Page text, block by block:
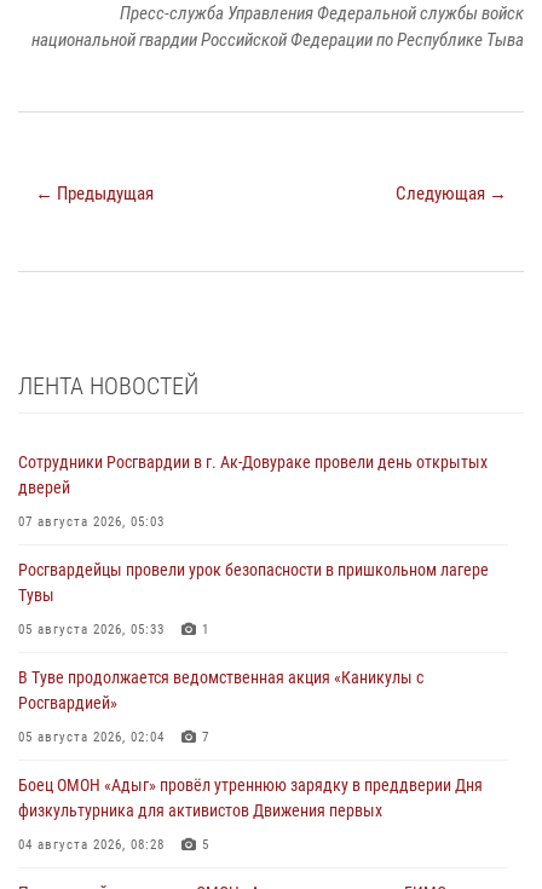
Пресс-служба Управления Федеральной службы войск
национальной гвардии Российской Федерации по Республике Тыва
← Предыдущая Следующая →
ЛЕНТА НОВОСТЕЙ
Сотрудники Росгвардии в г. Ак-Довураке провели день открытых
дверей
07 августа 2026, 05:03
Росгвардейцы провели урок безопасности в пришкольном лагере
Тувы
05 августа 2026, 05:33 1
В Туве продолжается ведомственная акция «Каникулы с
Росгвардией»
05 августа 2026, 02:04 7
Боец ОМОН «Адыг» провёл утреннюю зарядку в преддверии Дня
физкультурника для активистов Движения первых
04 августа 2026, 08:28 5